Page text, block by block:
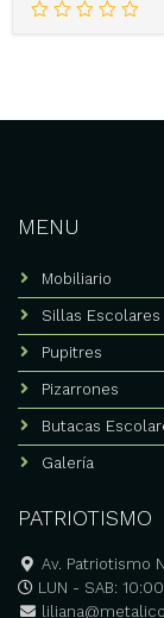
MENU
Mobiliario
Sillas Escolares
Pupitres
Pizarrones
Butacas
Galería
PATRIOTISMO
Av. Patriotismo
LUN - SAB: